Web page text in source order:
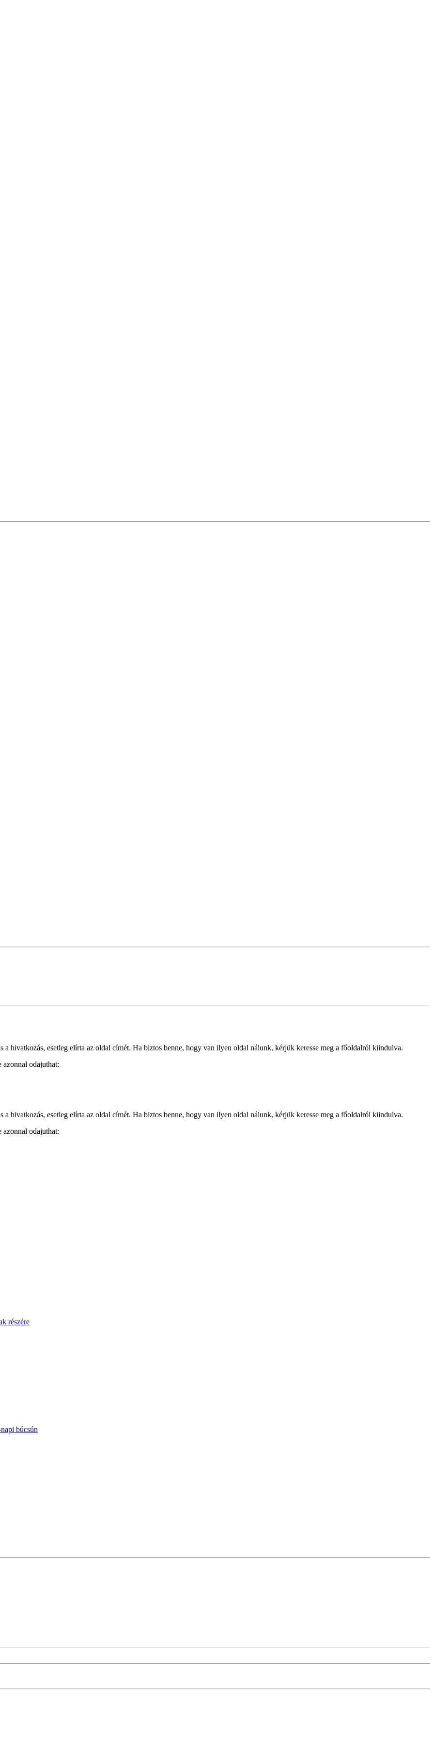
hivatkozás, esetleg elírta az oldal címét. Ha biztos benne, hogy van ilyen oldal nálunk, kérjük keresse meg a főoldalról kiindulva.
odajuthat:
hivatkozás, esetleg elírta az oldal címét. Ha biztos benne, hogy van ilyen oldal nálunk, kérjük keresse meg a főoldalról kiindulva.
odajuthat:
részére
búcsún